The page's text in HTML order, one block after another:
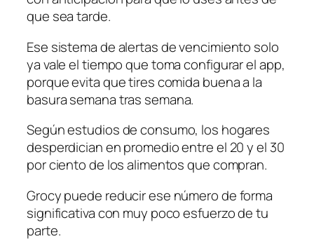
que sea tarde.
Ese sistema de alertas de vencimiento solo
ya vale el tiempo que toma configurar el app,
porque evita que tires comida buena a la
basura semana tras semana.
Según estudios de consumo, los hogares
desperdician en promedio entre el 20 y el 30
por ciento de los alimentos que compran.
Grocy puede reducir ese número de forma
significativa con muy poco esfuerzo de tu
parte.